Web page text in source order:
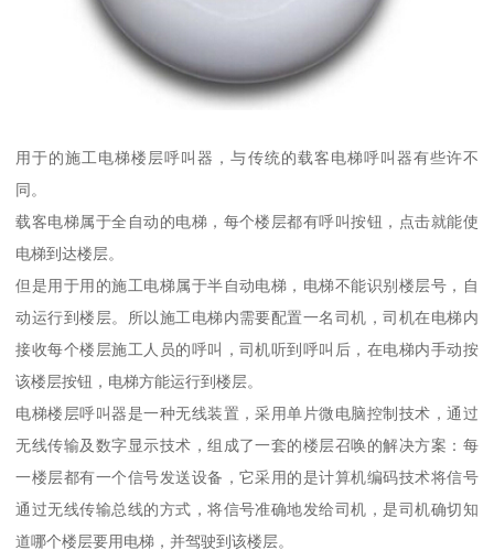
用于的施工电梯楼层呼叫器，与传统的载客电梯呼叫器有些许不
同。
载客电梯属于全自动的电梯，每个楼层都有呼叫按钮，点击就能使
电梯到达楼层。
但是用于用的施工电梯属于半自动电梯，电梯不能识别楼层号，自
动运行到楼层。所以施工电梯内需要配置一名司机，司机在电梯内
接收每个楼层施工人员的呼叫，司机听到呼叫后，在电梯内手动按
该楼层按钮，电梯方能运行到楼层。
电梯楼层呼叫器是一种无线装置，采用单片微电脑控制技术，通过
无线传输及数字显示技术，组成了一套的楼层召唤的解决方案：每
一楼层都有一个信号发送设备，它采用的是计算机编码技术将信号
通过无线传输总线的方式，将信号准确地发给司机，是司机确切知
道哪个楼层要用电梯，并驾驶到该楼层。